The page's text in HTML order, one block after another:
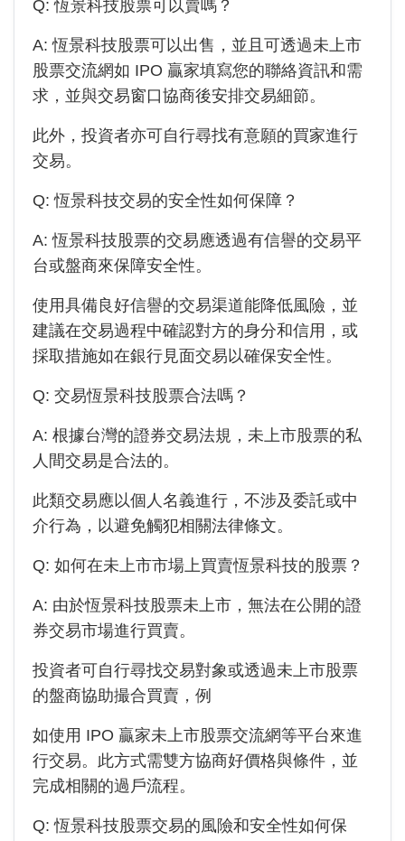
Q:恆景科技股票可以賣嗎？
A:恆景科技股票可以出售，並且可透過未上市
股票交流網如 IPO 贏家填寫您的聯絡資訊和需
求，並與交易窗口協商後安排交易細節。
此外，投資者亦可自行尋找有意願的買家進行
交易。
Q:恆景科技交易的安全性如何保障？
A:恆景科技股票的交易應透過有信譽的交易平
台或盤商來保障安全性。
使用具備良好信譽的交易渠道能降低風險，並
建議在交易過程中確認對方的身分和信用，或
採取措施如在銀行見面交易以確保安全性。
Q: 交易恆景科技股票合法嗎？
A: 根據台灣的證券交易法規，未上市股票的私
人間交易是合法的。
此類交易應以個人名義進行，不涉及委託或中
介行為，以避免觸犯相關法律條文。
Q: 如何在未上市市場上買賣恆景科技的股票？
A: 由於恆景科技股票未上市，無法在公開的證
券交易市場進行買賣。
投資者可自行尋找交易對象或透過未上市股票
的盤商協助撮合買賣，例
如使用 IPO 贏家未上市股票交流網等平台來進
行交易。此方式需雙方協商好價格與條件，並
完成相關的過戶流程。
Q:恆景科技股票交易的風險和安全性如何保